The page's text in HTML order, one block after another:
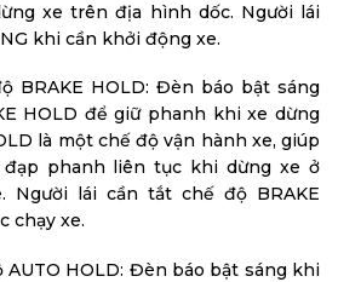
xe trên địa hình dốc. Người lái
khi cần khởi động xe.
BRAKE HOLD: Đèn báo bật sáng
HOLD để giữ phanh khi xe dừng
là một chế độ vận hành xe, giúp
phanh liên tục khi dừng xe ở
Người lái cần tắt chế độ BRAKE
chạy xe.
HOLD: Đèn báo bật sáng khi